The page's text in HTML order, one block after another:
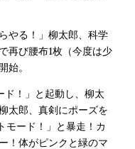
やる！」柳太郎、科学
再び腰布1枚（今度は少
始。
ド！」と起動し、柳太
太郎、真剣にポーズを
モード！」と暴走！カ
！体がピンクと緑のマ